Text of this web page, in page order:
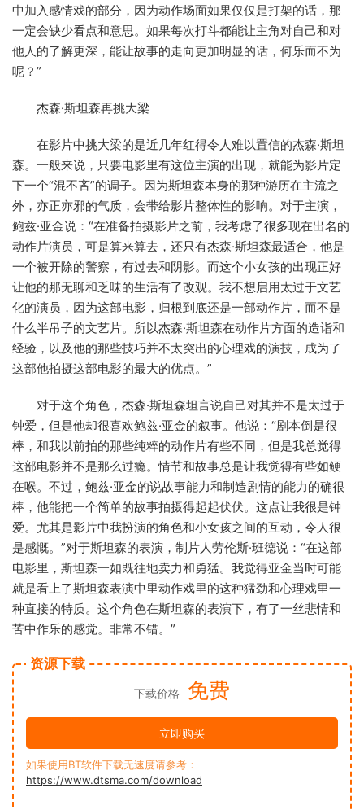
中加入感情戏的部分，因为动作场面如果仅仅是打架的话，那
一定会缺少看点和意思。如果每次打斗都能让主角对自己和对
他人的了解更深，能让故事的走向更加明显的话，何乐而不为
呢？”
杰森·斯坦森再挑大梁
在影片中挑大梁的是近几年红得令人难以置信的杰森·斯坦
森。一般来说，只要电影里有这位主演的出现，就能为影片定
下一个“混不吝”的调子。因为斯坦森本身的那种游历在主流之
外，亦正亦邪的气质，会带给影片整体性的影响。对于主演，
鲍兹·亚金说：“在准备拍摄影片之前，我考虑了很多现在出名的
动作片演员，可是算来算去，还只有杰森·斯坦森最适合，他是
一个被开除的警察，有过去和阴影。而这个小女孩的出现正好
让他的那无聊和乏味的生活有了改观。我不想启用太过于文艺
化的演员，因为这部电影，归根到底还是一部动作片，而不是
什么半吊子的文艺片。所以杰森·斯坦森在动作片方面的造诣和
经验，以及他的那些技巧并不太突出的心理戏的演技，成为了
这部他拍摄这部电影的最大的优点。”
对于这个角色，杰森·斯坦森坦言说自己对其并不是太过于
钟爱，但是他却很喜欢鲍兹·亚金的叙事。他说：“剧本倒是很
棒，和我以前拍的那些纯粹的动作片有些不同，但是我总觉得
这部电影并不是那么过瘾。情节和故事总是让我觉得有些如鲠
在喉。不过，鲍兹·亚金的说故事能力和制造剧情的能力的确很
棒，他能把一个简单的故事拍摄得起起伏伏。这点让我很是钟
爱。尤其是影片中我扮演的角色和小女孩之间的互动，令人很
是感慨。”对于斯坦森的表演，制片人劳伦斯·班德说：“在这部
电影里，斯坦森一如既往地卖力和勇猛。我觉得亚金当时可能
就是看上了斯坦森表演中里动作戏里的这种猛劲和心理戏里一
种直接的特质。这个角色在斯坦森的表演下，有了一丝悲情和
苦中作乐的感觉。非常不错。”
资源下载
下载价格 免费
立即购买
如果使用BT软件下载无速度请参考：
https://www.dtsma.com/download